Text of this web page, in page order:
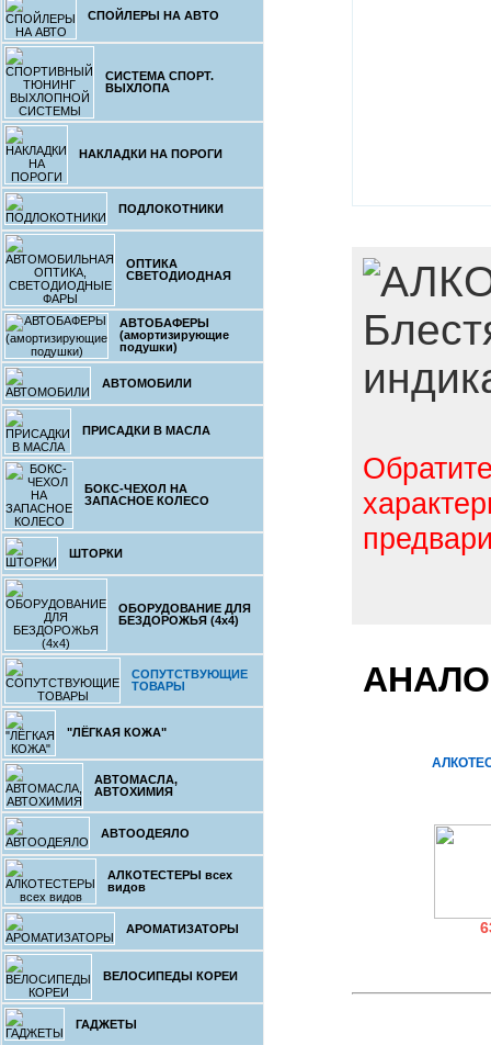
СПОЙЛЕРЫ НА АВТО
СИСТЕМА СПОРТ.
ВЫХЛОПА
НАКЛАДКИ НА ПОРОГИ
ПОДЛОКОТНИКИ
ОПТИКА
СВЕТОДИОДНАЯ
АВТОБАФЕРЫ
(амортизирующие
подушки)
АВТОМОБИЛИ
ПРИСАДКИ В МАСЛА
БОКС-ЧЕХОЛ НА
ЗАПАСНОЕ КОЛЕСО
ШТОРКИ
ОБОРУДОВАНИЕ ДЛЯ
БЕЗДОРОЖЬЯ (4x4)
СОПУТСТВУЮЩИЕ
ТОВАРЫ
"ЛЁГКАЯ КОЖА"
АВТОМАСЛА,
АВТОХИМИЯ
АВТООДЕЯЛО
АЛКОТЕСТЕРЫ всех
видов
АРОМАТИЗАТОРЫ
ВЕЛОСИПЕДЫ КОРЕИ
ГАДЖЕТЫ